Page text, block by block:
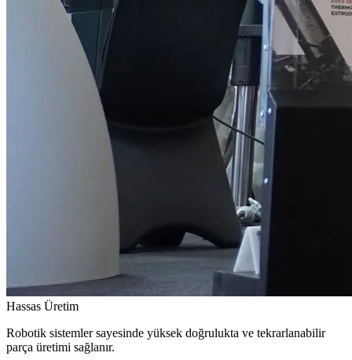
Hassas Üretim
Robotik sistemler sayesinde yüksek doğrulukta ve tekrarlanabilir
parça üretimi sağlanır.